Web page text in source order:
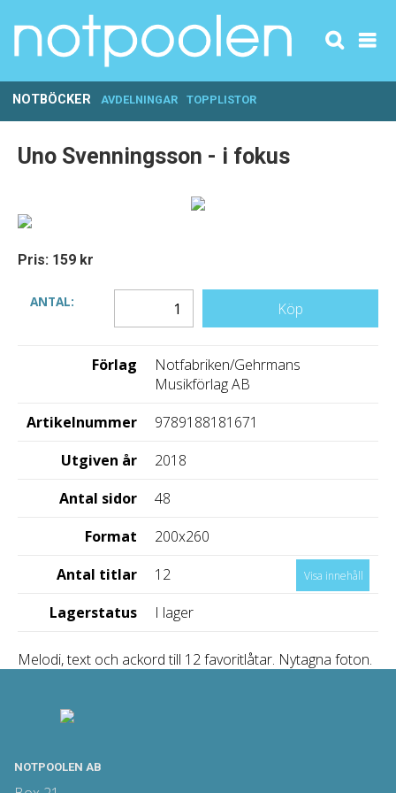
NOTBÖCKER AVDELNINGAR TOPPLISTOR
Uno Svenningsson - i fokus
Pris: 159 kr
ANTAL: Köp
Förlag
Notfabriken/Gehrmans
Musikförlag AB
Artikelnummer
9789188181671
Utgiven år
2018
Antal sidor
48
Format
200x260
Antal titlar
12 Visa innehåll
Lagerstatus I lager
Melodi, text och ackord till 12 favoritlåtar. Nytagna foton.
NOTPOOLEN AB